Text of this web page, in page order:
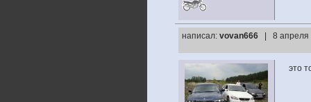
написал: vovan666 | 8
это